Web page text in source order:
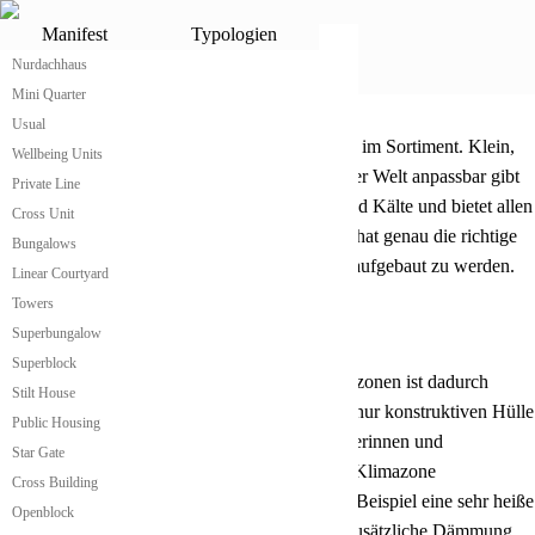
Manifest Typologien
Nurdachhaus
Mini Quarter
Usual
Wellbeing Units
Private Line
Cross Unit
Bungalows
Linear Courtyard
Towers
Superbungalow
Superblock
Stilt House
Public Housing
Star Gate
Cross Building
Openblock
Qarmaq
Qarmaq von atme
Kleine praktische Qarmaq
atme hat das wahrscheinlich günstigste Qarmaq im Sortiment. Klein,
modular erweiterbar und für alle Klimazonen der Welt anpassbar gibt
sie ihren Bewohnerinnen Schutz vor Wärme und Kälte und bietet allen
notwendigen Wohnkomfort. Die atme Qarmaq hat genau die richtige
Größe, um leicht und einfach transportiert und aufgebaut zu werden.
Qarmaq passt sich an Klimazonen an
Die Anpassung der atme Qarmag an alle Klimazonen ist dadurch
geben, dass das Gebäude in einer ursprünglich nur konstruktiven Hülle
produziert wird. Danach kann es von den Nutzerinnen und
Bewohnerinnen je nach Anforderungen an die Klimazone
dementsprechend gedämmt werden. Ist es zum Beispiel eine sehr heiße
Region in Griechenland so kann nachträglich zusätzliche Dämmung